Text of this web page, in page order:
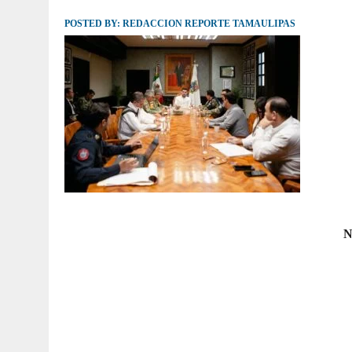
JULIO 30, 2026 | TAMAULIPAS TE INVITA A DESCUBRIR EL
POSTED BY: REDACCION REPORTE TAMAULIPAS